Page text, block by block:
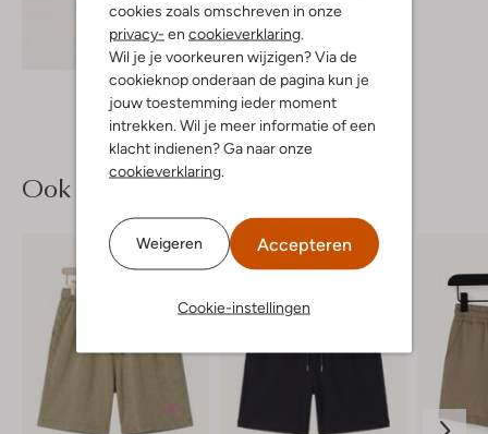
cookies zoals omschreven in onze
privacy- en cookieverklaring
Wil je je voorkeuren wijzigen? Via de
cookieknop onderaan de pagina kun je
jouw toestemming ieder moment
intrekken. Wil je meer informatie of een
klacht indienen? Ga naar onze
cookieverklaring
Weigeren Accepteren
Cookie-instellingen
Ontdek de look
Ook iets voor jou?